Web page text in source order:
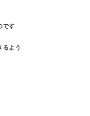
です
るよう